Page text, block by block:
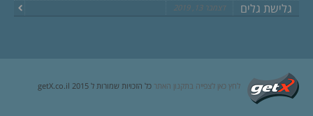
גלישת גלים דצמבר 13, 2019
לחץ כאן לצפייה בתקנון האתר כל הזכויות שמורות ל getX.co.il 2015